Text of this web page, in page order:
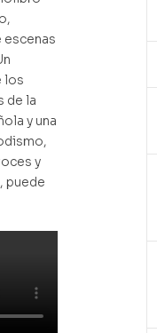
los
de la
y una
y
puede